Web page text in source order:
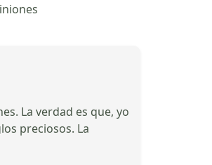
La verdad es que, yo
preciosos. La